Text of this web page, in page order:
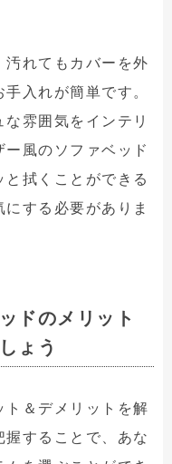
汚れてもカバーを外
入れが簡単です。
雰囲気をインテリ
風のソファベッド
拭くことができる
する必要がありま
ドのメリット
ょう
ト＆デメリットを解
することで、あな